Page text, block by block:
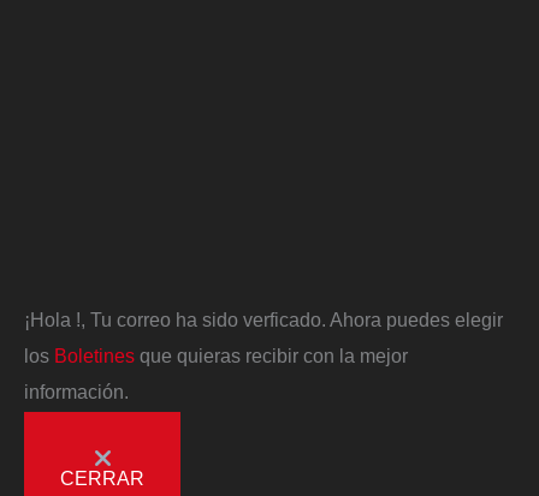
¡Hola !, Tu correo ha sido verficado. Ahora puedes elegir
los Boletines que quieras recibir con la mejor
información.
CERRAR